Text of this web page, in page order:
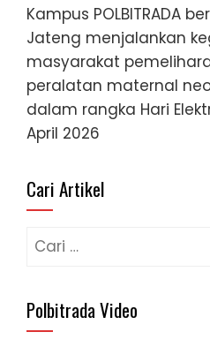
Kampus POLBITRADA
Jateng menjalankan
masyarakat
peralatan maternal
dalam rangka Hari
April 2026
Cari Artikel
Cari
Polbitrada Video